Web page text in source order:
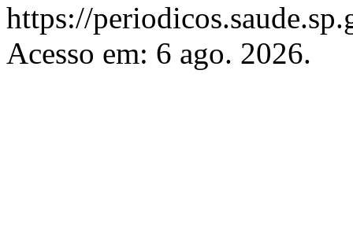
https://
Acesso em: 6 ago. 2026.